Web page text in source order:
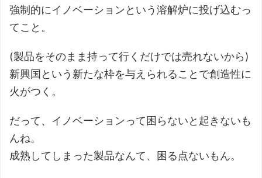
強制的にイノベーションという溶解炉に投げ込むっ
てこと。
(製品をそのまま持って行くだけでは売れないから)
新興国という新たな枠を与えられることで創造性に
火がつく。
だって、イノベーションって困らないと起きないも
んね。
成熟してしまった製品なんて、困る点ないもん。